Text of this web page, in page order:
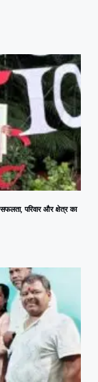
परिवार और क्षेत्र का